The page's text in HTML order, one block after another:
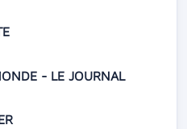
- LE JOURNAL